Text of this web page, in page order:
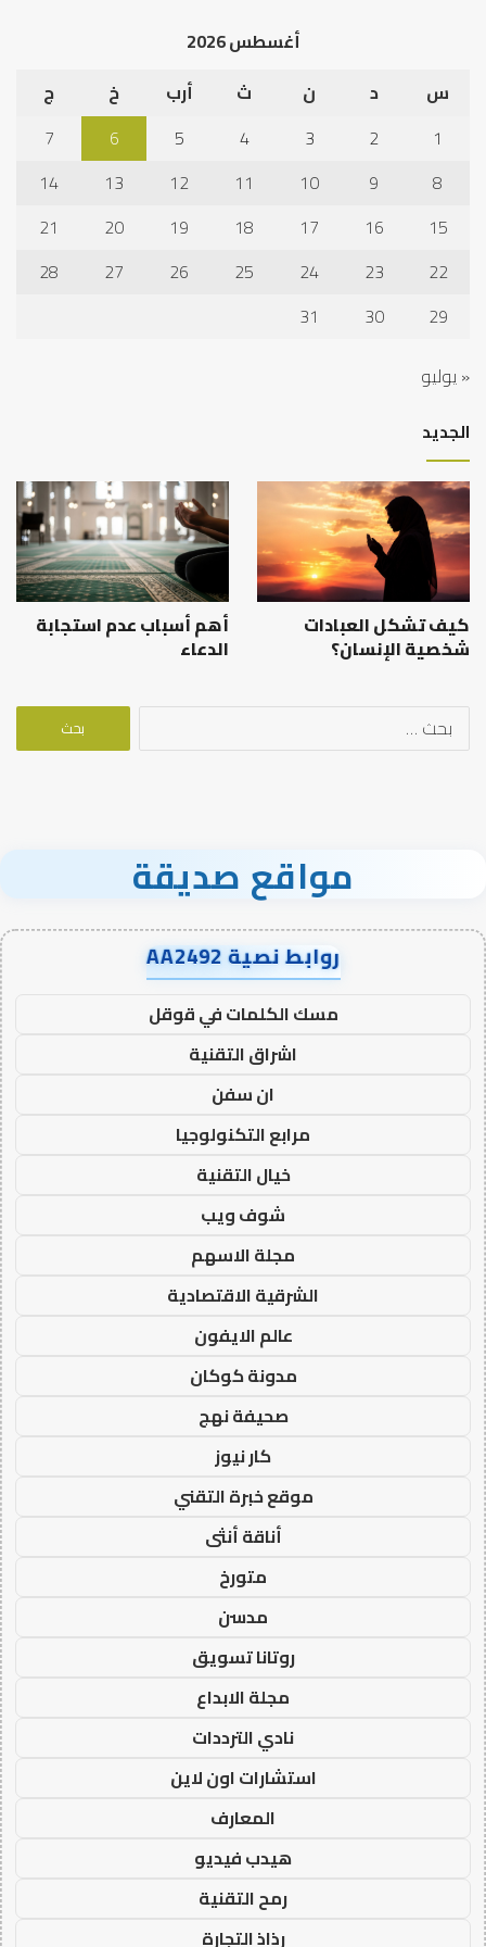
أغسطس 2026
س
د ن ث أرب خ
ج
1
2
3
4
5
6
7
8
9
10
11
12
13
14
15
16
17
18
19
20
21
22
23
24
25
26
27
28
29
30
31
« يوليو
الجديد
كيف تشكل العبادات
شخصية الإنسان؟
أهم أسباب عدم استجابة
الدعاء
البحث
مواقع صديقة
روابط نصية AA2492
مسك الكلمات في قوقل
اشراق التقنية
ان سفن
مرابع التكنولوجيا
خيال التقنية
شوف ويب
مجلة الاسهم
الشرقية الاقتصادية
عالم الايفون
مدونة كوكان
صحيفة نهج
كار نيوز
موقع خبرة التقني
أناقة أنثى
متورخ
مدسن
روتانا تسويق
مجلة الابداع
نادي الترددات
استشارات اون لاين
المعارف
هيدب فيديو
رمح التقنية
رذاذ التجارة